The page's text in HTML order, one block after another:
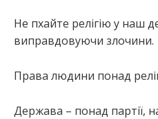
Не пхайте релігію у наш
виправдовуючи злочини.
Права людини понад
Держава – понад партії,